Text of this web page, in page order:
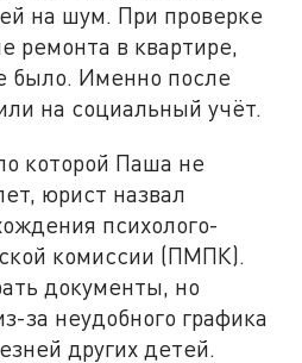
на шум. При проверке
ремонта в квартире,
было. Именно после
на социальный учёт.
которой Паша не
юрист назвал
психолого-
комиссии (ПМПК).
документы, но
за неудобного графика
других детей.